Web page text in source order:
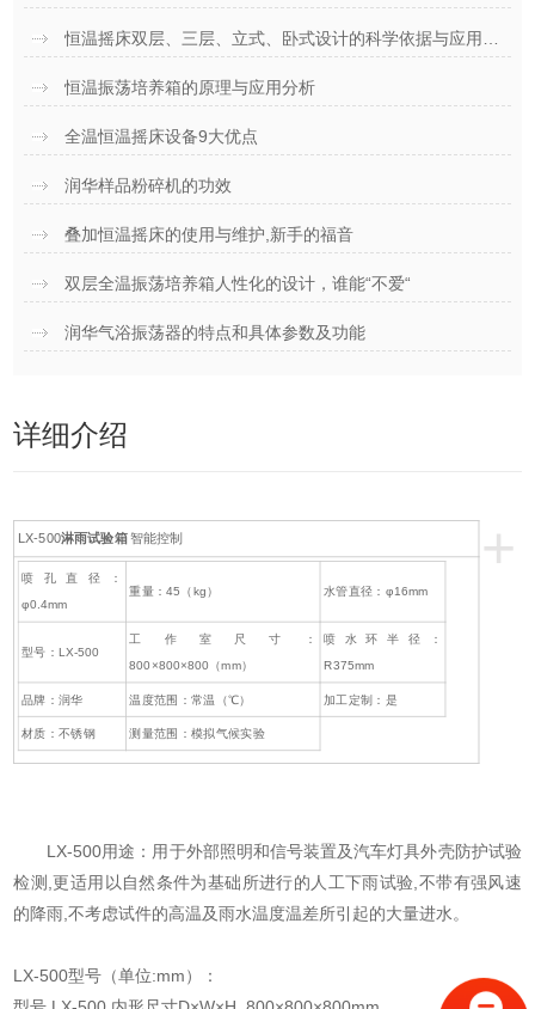
恒温振荡培养箱的原理与应用分析
全温恒温摇床设备9大优点
润华样品粉碎机的功效
叠加恒温摇床的使用与维护,新手的福音
双层全温振荡培养箱人性化的设计，谁能“不爱“
润华气浴振荡器的特点和具体参数及功能
详细介绍
+
LX-500淋雨试验箱智能控制
喷孔直径：
φ0.4mm
重量：45（kg） 水管直径：φ16mm
型号：LX-500
工作室尺寸：
800×800×800（mm）
喷水环半径：
R375mm
品牌：润华 温度范围：常温（℃） 加工定制：是
材质：不锈钢 测量范围：模拟气候实验
LX-500用途：用于外部照明和信号装置及汽车灯具外壳防护试验
检测,更适用以自然条件为基础所进行的人工下雨试验,不带有强风速
的降雨,不考虑试件的高温及雨水温度温差所引起的大量进水。
LX-500型号（单位:mm）：